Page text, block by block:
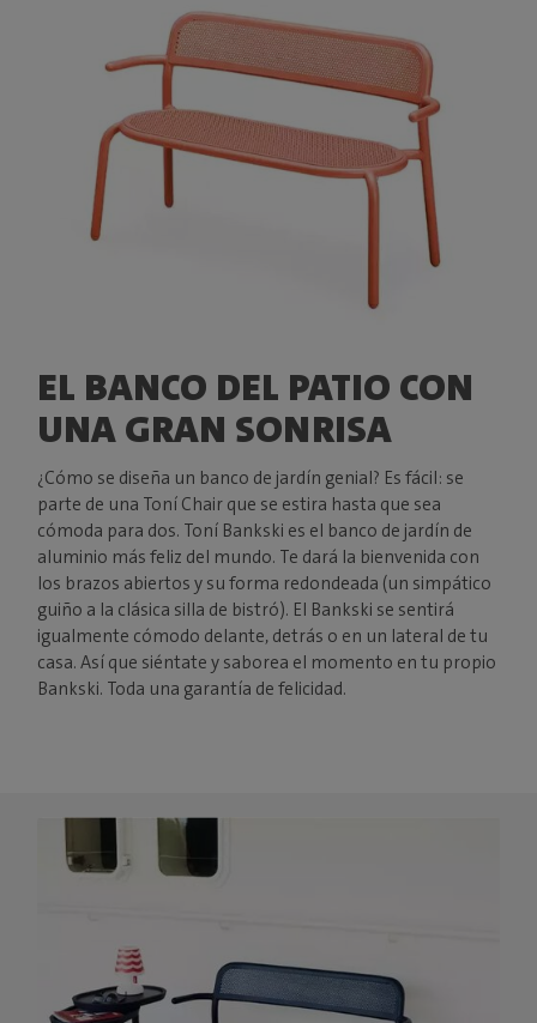
EL BANCO DEL PATIO CON
UNA GRAN SONRISA
¿Cómo se diseña un banco de jardín genial? Es fácil: se
parte de una Toní Chair que se estira hasta que sea
cómoda para dos. Toní Bankski es el banco de jardín de
aluminio más feliz del mundo. Te dará la bienvenida con
los brazos abiertos y su forma redondeada (un simpático
guiño a la clásica silla de bistró). El Bankski se sentirá
igualmente cómodo delante, detrás o en un lateral de tu
casa. Así que siéntate y saborea el momento en tu propio
Bankski. Toda una garantía de felicidad.